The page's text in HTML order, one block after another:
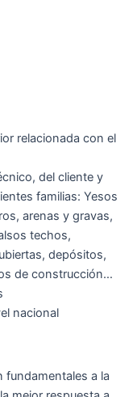
relacionada con el
del cliente y
familias: Yesos
arenas y gravas,
techos,
depósitos,
de construcción…
nacional
a la